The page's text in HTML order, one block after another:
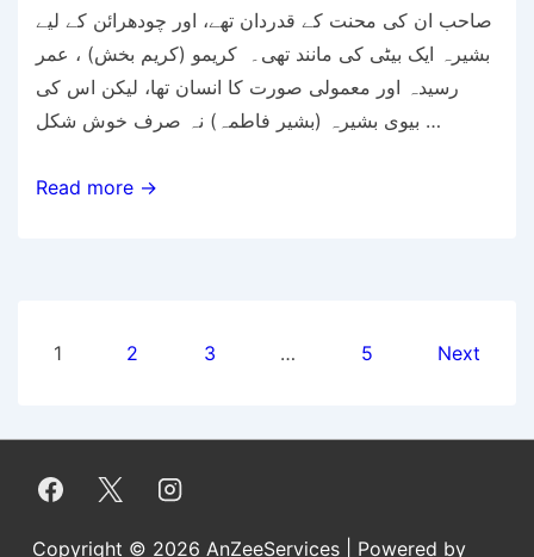
صاحب ان کی محنت کے قدردان تھے، اور چودھرائن کے لیے
بشیرہ ایک بیٹی کی مانند تھی۔ کریمو (کریم بخش) ، عمر
رسیدہ اور معمولی صورت کا انسان تھا، لیکن اس کی
بیوی بشیرہ (بشیر فاطمہ) نہ صرف خوش شکل …
دانی
Read more →
Posts
1 2 3 … 5 Next
Copyright © 2026 AnZeeServices | Powered by